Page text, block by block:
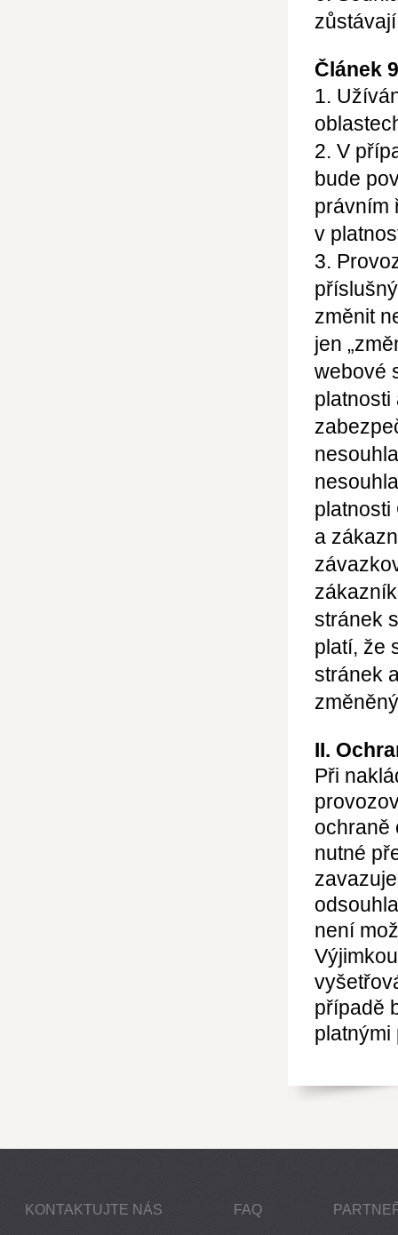
Článek
1.
2. V
bude
právním
v
3.
změnit
jen
webové
platnosti
a
stránek
platí, že
stránek
II.
Při
ochraně
nutné
není
případě
platnými
KONTAKTUJTE NÁS FAQ